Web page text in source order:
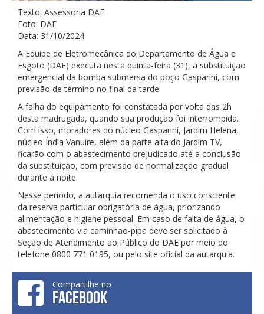
Texto: Assessoria DAE
Foto: DAE
Data: 31/10/2024
A Equipe de Eletromecânica do Departamento de Água e
Esgoto (DAE) executa nesta quinta-feira (31), a substituição
emergencial da bomba submersa do poço Gasparini, com
previsão de término no final da tarde.
A falha do equipamento foi constatada por volta das 2h
desta madrugada, quando sua produção foi interrompida.
Com isso, moradores do núcleo Gasparini, Jardim Helena,
núcleo Índia Vanuire, além da parte alta do Jardim TV,
ficarão com o abastecimento prejudicado até a conclusão
da substituição, com previsão de normalização gradual
durante a noite.
Nesse período, a autarquia recomenda o uso consciente
da reserva particular obrigatória de água, priorizando
alimentação e higiene pessoal. Em caso de falta de água, o
abastecimento via caminhão-pipa deve ser solicitado à
Seção de Atendimento ao Público do DAE por meio do
telefone 0800 771 0195, ou pelo site oficial da autarquia.
Compartilhe no
FACEBOOK